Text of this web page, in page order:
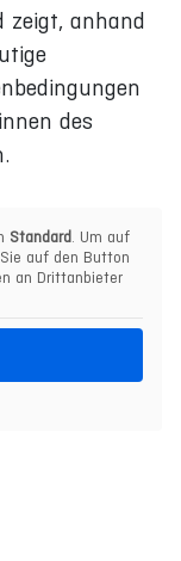
anhand
des
Standard . Um auf
auf den Button
an Drittanbieter